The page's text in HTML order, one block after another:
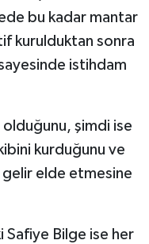
bu kadar mantar
kurulduktan sonra
istihdam
olduğunu, şimdi ise
kurduğunu ve
gelir elde etmesine
Safiye Bilge ise her